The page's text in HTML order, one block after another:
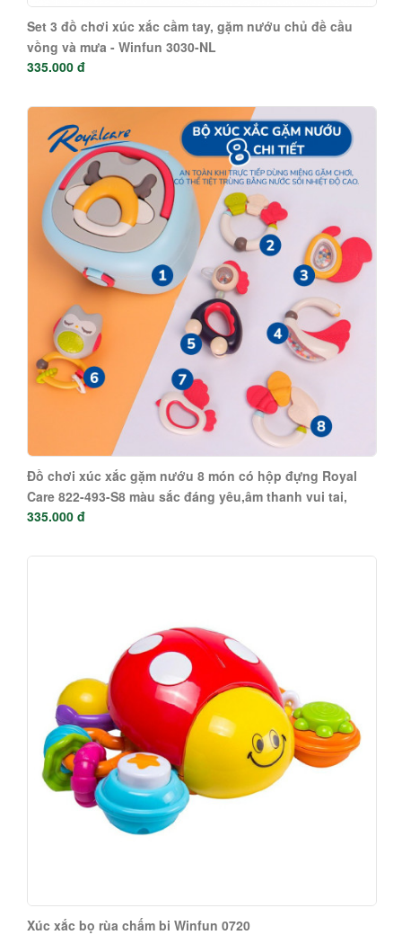
Set 3 đồ chơi xúc xắc cầm tay, gặm nướu chủ đề cầu
vồng và mưa - Winfun 3030-NL
335.000 đ
Đồ chơi xúc xắc gặm nướu 8 món có hộp đựng Royal
Care 822-493-S8 màu sắc đáng yêu,âm thanh vui tai,
thich thú
335.000 đ
Xúc xắc bọ rùa chấm bi Winfun 0720